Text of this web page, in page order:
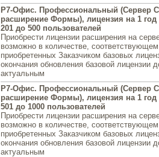
Р7-Офис. Профессиональный (Сервер
расширение Формы), лицензия на 1 год
201 до 500 пользователей
Приобрести лицензии расширения на
возможно в количестве,
приобретенных Заказчиком базовых
окончания обновления базовой лицензии
актуальным
Р7-Офис. Профессиональный (Сервер
расширение Формы), лицензия на 1 год
501 до 1000 пользователей
Приобрести лицензии расширения на
возможно в количестве,
приобретенных Заказчиком базовых
окончания обновления базовой лицензии
актуальным